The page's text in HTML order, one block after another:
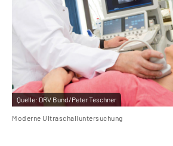
Quelle: DRV Bund/Peter Teschner
Moderne Ultraschalluntersuchung